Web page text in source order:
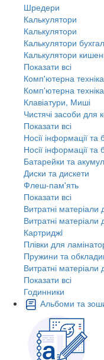
Шредери
Калькулятори
Калькулятори
Калькулятори
Калькулятори
Показати всі
Комп'ютерна
Комп'ютерна
Клавіатури, Миші
Чистячі засоби для
Показати всі
Носії інформації та
Носії інформації та
Батарейки та
Диски та дискети
Флеш-пам'ять
Показати всі
Витратні матеріали
Витратні матеріали
Картриджi
Плівки для
Пружини та
Витратні матеріали
Показати всі
Годинники
Альбоми та